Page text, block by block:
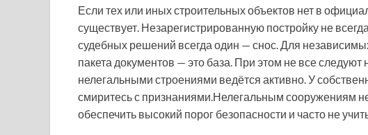
Если тех или иных строительных объектов нет в
существует. Незарегистрированную постройку не
судебных решений всегда один — снос. Для
пакета документов — это база. При этом не все
нелегальными строениями ведётся активно. У
смиритесь с признаниями.Нелегальным сооружениям
обеспечить высокий порог безопасности и часто не